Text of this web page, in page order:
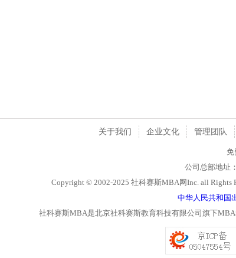
关于我们 企业文化 管理团队
免
公司总部地址
Copyright © 2002-2025 社科赛斯MBA网Inc. all Rights
中华人民共和国
社科赛斯MBA是北京社科赛斯教育科技有限公司旗下